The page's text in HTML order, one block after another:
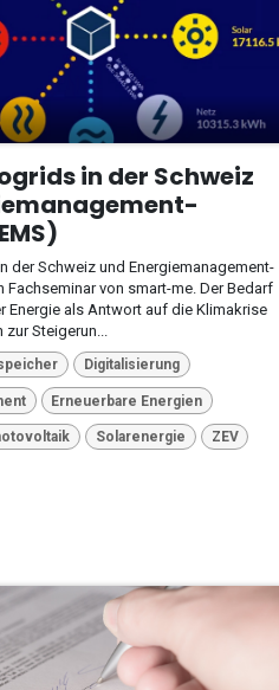
in der Schweiz
der Schweiz und Energiemanagement-
Fachseminar von smart-me. Der Bedarf
Energie als Antwort auf die Klimakrise
zur Steigerun...
Digitalisierung
Erneuerbare Energien
Solarenergie
ZEV